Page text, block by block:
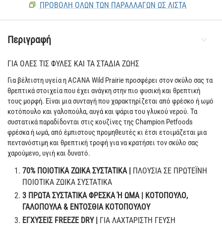
ΠΡΟΒΟΛΗ ΟΛΩΝ ΤΩΝ ΠΑΡΑΛΛΑΓΏΝ ΩΣ ΛΊΣΤΑ
Περιγραφή
ΓΙΑ ΟΛΕΣ ΤΙΣ ΦΥΛΕΣ ΚΑΙ ΤΑ ΣΤΑΔΙΑ ΖΩΗΣ
Για βέλτιστη υγεία η ACANA Wild Prairie προσφέρει στον σκύλο σας τα
θρεπτικά στοιχεία που έχει ανάγκη στην πιο φυσική και θρεπτική
τους μορφή. Είναι μια συνταγή που χαρακτηρίζεται από φρέσκο ή ωμό
κοτόπουλο και γαλοπούλα, αυγά και ψάρια του γλυκού νερού. Τα
συστατικά παραδίδονται στις κουζίνες της Champion Petfoods
φρέσκα ή ωμά, από έμπιστους προμηθευτές κι έτσι ετοιμάζεται μια
πεντανόστιμη και θρεπτική τροφή για να κρατήσει τον σκύλο σας
χαρούμενο, υγιή και δυνατό.
70% ΠΟΙΟΤΙΚΑ ΖΩΙΚΑ ΣΥΣΤΑΤΙΚΑ |
ΠΛΟΥΣΙΑ ΣΕ ΠΡΩΤΕΪΝΗ
ΠΟΙΟΤΙΚΑ ΖΩΙΚΑ ΣΥΣΤΑΤΙΚΑ
3 ΠΡΩΤΑ ΣΥΣΤΑΤΙΚΑ ΦΡΕΣΚΑ Ή ΩΜΑ | ΚΟΤΟΠΟΥΛΟ,
ΓΑΛΟΠΟΥΛΑ & ΕΝΤΟΣΘΙΑ ΚΟΤΟΠΟΥΛΟΥ
ΕΓΧΥΣΕΙΣ FREEZE DRY |
ΓΙΑ ΛΑΧΤΑΡΙΣΤΗ ΓΕΥΣΗ